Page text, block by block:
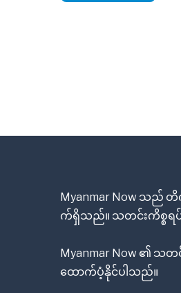
Myanmar Now သည်
က်ရှိသည်။ သတင်းကိစ္စရ
Myanmar Now ၏
ထောက်ပံ့နိုင်ပါသည်။